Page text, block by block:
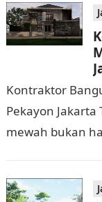
Kontraktor
Pekayon
mewah bukan